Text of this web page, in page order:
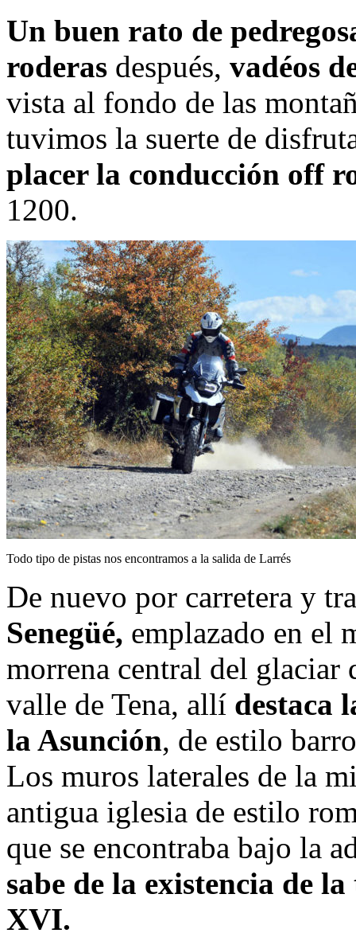
Un buen rato de
roderas después, vadéos
vista al fondo de las
tuvimos la suerte de
placer la conducción off
1200.
Todo tipo de pistas nos encontramos a la salida de Larrés
De nuevo por carretera y
Senegüé, emplazado en el
morrena central del
valle de Tena, allí destaca
la Asunción, de estilo
Los muros laterales de la
antigua iglesia de estilo
que se encontraba bajo la
sabe de la existencia de
XVI.